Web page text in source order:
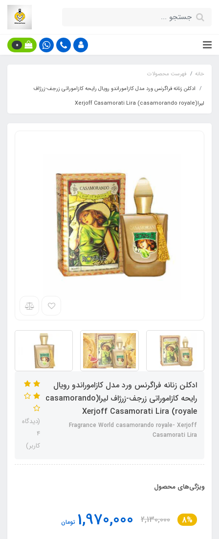
0
خانه
فهرست محصولات
ادکلن زنانه فراگرنس ورد مدل کازاموراندو رویال رایحه کازاموراتی زرجف-زرژاف
لیرا(casamorando royale) Xerjoff Casamorati Lira
ادکلن زنانه فراگرنس ورد مدل کازاموراندو رویال
رایحه کازاموراتی زرجف-زرژاف لیرا(casamorando
royale) Xerjoff Casamorati Lira
Fragrance World casamorando royale- Xerjoff
Casamorati Lira
(دیدگاه
4
کاربر)
ویژگی‌های محصول
8%
2,130,000
1,970,000 تومان